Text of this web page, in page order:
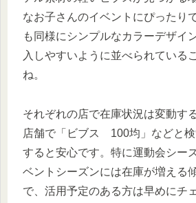
なお子さんのイベントにぴったり
も同様にシンプルなカラーデザイ
入しやすいように並べられている
ね。
それぞれの店で在庫状況は変動す
店舗で「ビブス 100均」などと
すると安心です。特に運動会シー
ベントシーズンには在庫が増える
で、活用予定のある方は早めにチ